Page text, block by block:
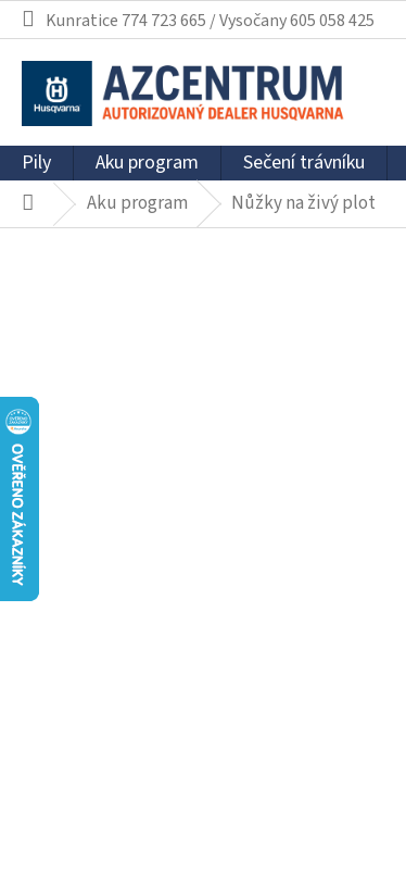
Přejít
na
obsah
Kunratice 774 723 665 / Vysočany 605 058 425
Pily Aku program Sečení trávníku
DomůAku program Nůžky na živý plot